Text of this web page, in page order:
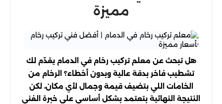
مميزة
هل تبحث عن معلم تركيب رخام في الدمام يقدّم لك
تشطيب فاخر بدقة عالية وبدون أخطاء؟ الرخام من
الخامات اللي بتضيف قيمة وجمال لأي مكان، لكن
النتيجة النهائية بتعتمد بشكل أساسي على خبرة الفني